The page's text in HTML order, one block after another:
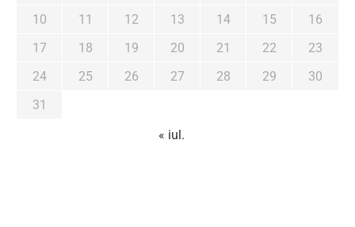
10
11 12 13 14 15
16
17
18 19 20 21 22
23
24
25 26 27 28 29
30
31
« iul.